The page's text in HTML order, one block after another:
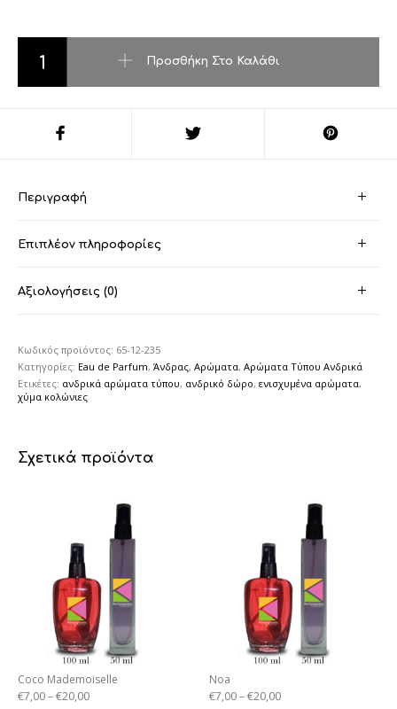
Προσθήκη Στο Καλάθι
Περιγραφή
Επιπλέον πληροφορίες
Αξιολογήσεις (0)
Κωδικός προϊόντος: 65-12-235
Κατηγορίες: Eau de Parfum,Άνδρας,Αρώματα,Αρώματα Τύπου Ανδρικά
Ετικέτες: ανδρικά αρώματα τύπου, ανδρικό δώρο,ενισχυμένα αρώματα,
χύμα κολώνιες
Σχετικά προϊόντα
Coco Mademoiselle
€7,00–€20,00
Noa
€7,00–€20,00